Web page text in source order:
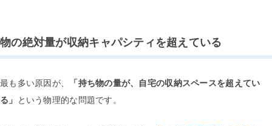
物の絶対量が収納キャパシティを超えている
最も多い原因が、
「持ち物の量が、自宅の収納スペースを超えてい
る」
という物理的な問題です。